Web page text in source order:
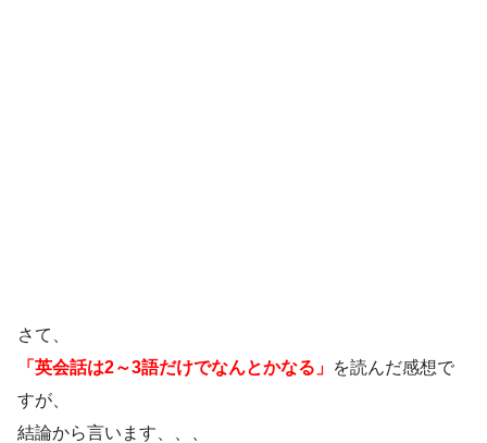
さて、
「英会話は2～3語だけでなんとかなる」 を読んだ感想で
すが、
結論から言います、、、